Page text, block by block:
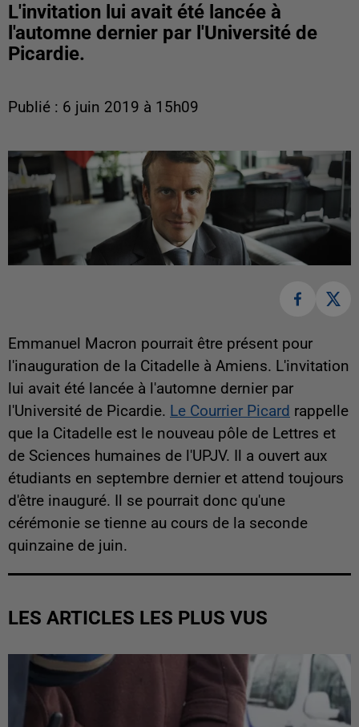
L'invitation lui avait été lancée à
l'automne dernier par l'Université de
Picardie.
Publié : 6 juin 2019 à 15h09
Emmanuel Macron pourrait être présent pour
l'inauguration de la Citadelle à Amiens. L'invitation
lui avait été lancée à l'automne dernier par
l'Université de Picardie. Le Courrier Picard rappelle
que la Citadelle est le nouveau pôle de Lettres et
de Sciences humaines de l'UPJV. Il a ouvert aux
étudiants en septembre dernier et attend toujours
d'être inauguré. Il se pourrait donc qu'une
cérémonie se tienne au cours de la seconde
quinzaine de juin.
LES ARTICLES LES PLUS VUS